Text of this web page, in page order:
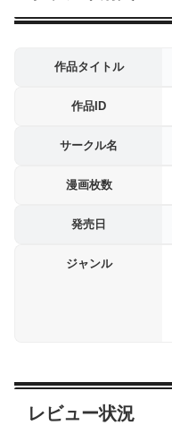
作品タイトル
作品ID
サークル名
漫画枚数
発売日
ジャンル
レビュー状況